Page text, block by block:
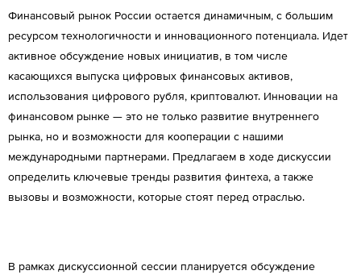
Финансовый рынок России остается динамичным, с большим
ресурсом технологичности и инновационного потенциала. Идет
активное обсуждение новых инициатив, в том числе
касающихся выпуска цифровых финансовых активов,
использования цифрового рубля, криптовалют. Инновации на
финансовом рынке — это не только развитие внутреннего
рынка, но и возможности для кооперации с нашими
международными партнерами. Предлагаем в ходе дискуссии
определить ключевые тренды развития финтеха, а также
вызовы и возможности, которые стоят перед отраслью.
В рамках дискуссионной сессии планируется обсуждение